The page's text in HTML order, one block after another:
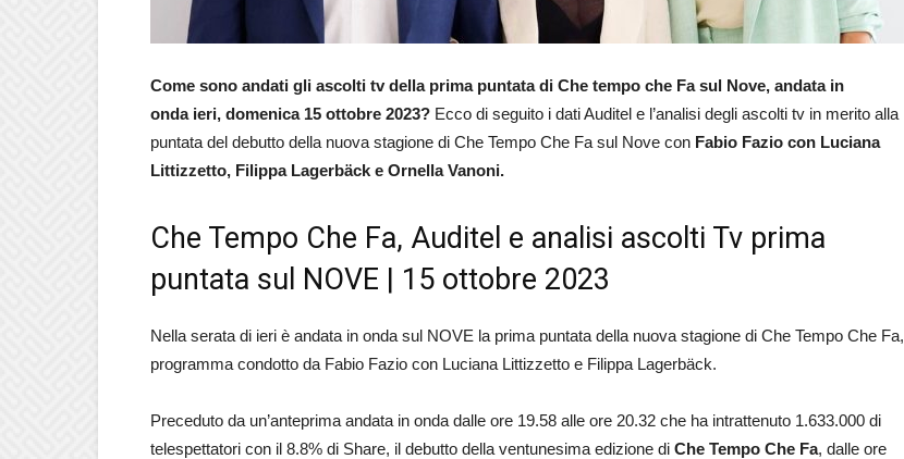
Come sono andati gli ascolti tv della prima puntata di Che tempo che Fa sul Nove, andata in
onda ieri, domenica 15 ottobre 2023? Ecco di seguito i dati Auditel e l’analisi degli ascolti tv in merito alla
puntata del debutto della nuova stagione di Che Tempo Che Fa sul Nove con Fabio Fazio con Luciana
Littizzetto, Filippa Lagerbäck e Ornella Vanoni.
Che Tempo Che Fa, Auditel e analisi ascolti Tv prima
puntata sul NOVE | 15 ottobre 2023
Nella serata di ieri è andata in onda sul NOVE la prima puntata della nuova stagione di Che Tempo Che Fa,
programma condotto da Fabio Fazio con Luciana Littizzetto e Filippa Lagerbäck.
Preceduto da un’anteprima andata in onda dalle ore 19.58 alle ore 20.32 che ha intrattenuto 1.633.000 di
telespettatori con il 8.8% di Share, il debutto della ventunesima edizione di Che Tempo Che Fa, dalle ore